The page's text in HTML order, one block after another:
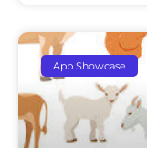
App Showcase